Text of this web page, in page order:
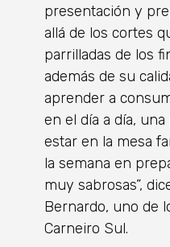
presentación y
allá de los cortes
parrilladas de los
además de su
aprender a
en el día a día,
estar en la mesa
la semana en
muy sabrosas”,
Bernardo, uno de
Carneiro Sul.